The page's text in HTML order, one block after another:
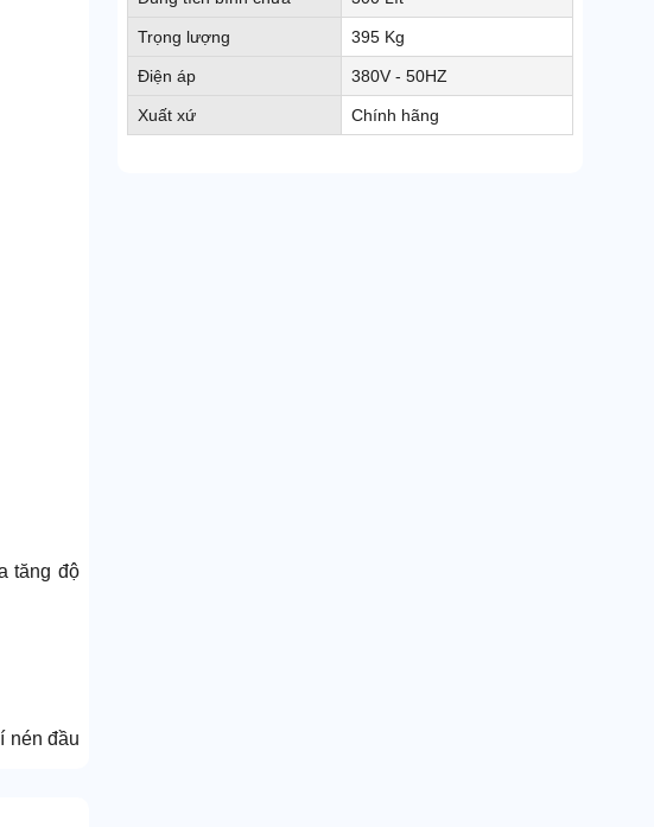
Trọng lượng 395 Kg
Điện áp 380V - 50HZ
Xuất xứ Chính hãng
tăng độ
nén đầu